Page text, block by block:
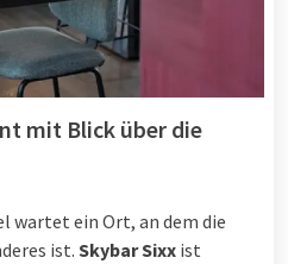
mit Blick über die
wartet ein Ort, an dem die
ist. Skybar Sixx ist